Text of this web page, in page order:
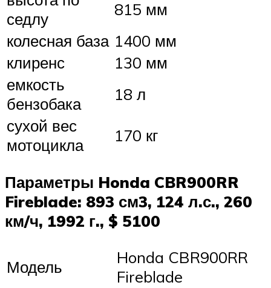
седлу
815 мм
колесная база 1400 мм
клиренс
130 мм
емкость
бензобака
18 л
сухой вес
мотоцикла
170 кг
Параметры Honda CBR900RR
Fireblade: 893 см3, 124 л.с., 260
км/ч, 1992 г., $ 5100
Модель
Honda CBR900RR
Fireblade